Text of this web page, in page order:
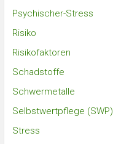
Psychischer-Stress
Risiko
Risikofaktoren
Schadstoffe
Schwermetalle
Selbstwertpflege (SWP)
Stress